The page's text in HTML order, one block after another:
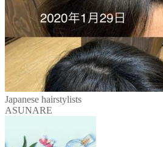
Japanese hairstylists
ASUNARE